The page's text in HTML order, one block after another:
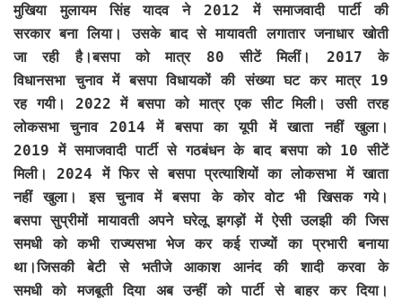
मुखिया मुलायम सिंह यादव ने 2012 में समाजवादी पार्टी की
सरकार बना लिया। उसके बाद से मायावती लगातार जनाधार खोती
जा रही है।बसपा को मात्र 80 सीटें मिलीं। 2017 के
विधानसभा चुनाव में बसपा विधायकों की संख्या घट कर मात्र 19
रह गयी। 2022 में बसपा को मात्र एक सीट मिली। उसी तरह
लोकसभा चुनाव 2014 में बसपा का यूपी में खाता नहीं खुला।
2019 में समाजवादी पार्टी से गठबंधन के बाद बसपा को 10 सीटें
मिली। 2024 में फिर से बसपा प्रत्याशियों का लोकसभा में खाता
नहीं खुला। इस चुनाव में बसपा के कोर वोट भी खिसक गये।
बसपा सुप्रीमों मायावती अपने घरेलू झगड़ों में ऐसी उलझी की जिस
समधी को कभी राज्यसभा भेज कर कई राज्यों का प्रभारी बनाया
था।जिसकी बेटी से भतीजे आकाश आनंद की शादी करवा के
समधी को मजबूती दिया अब उन्हीं को पार्टी से बाहर कर दिया।